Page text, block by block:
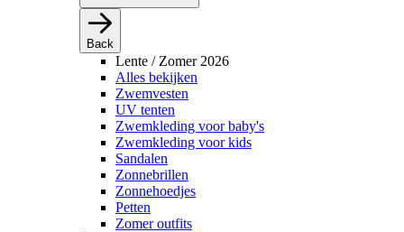
Back
Lente / Zomer 2026
Alles bekijken
Zwemvesten
UV tenten
Zwemkleding voor baby's
Zwemkleding voor kids
Sandalen
Zonnebrillen
Zonnehoedjes
Petten
Zomer outfits